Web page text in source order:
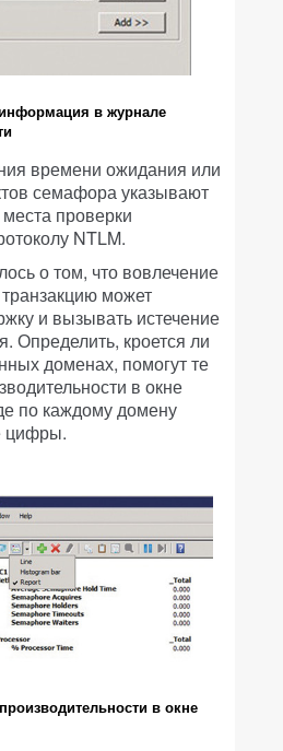
в журнале
времени ожидания или
семафора указывают
проверки
NTLM.
о том, что вовлечение
может
и вызывать истечение
Определить, кроется ли
доменах, помогут те
в окне
по каждому домену
цифры.
в окне